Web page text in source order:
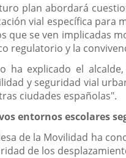
plan abordará
vial específica para
que se ven implicadas
regulatorio y la
ha explicado el
y seguridad vial
ciudades españolas".
entornos escolares
de la Movilidad ha
de los